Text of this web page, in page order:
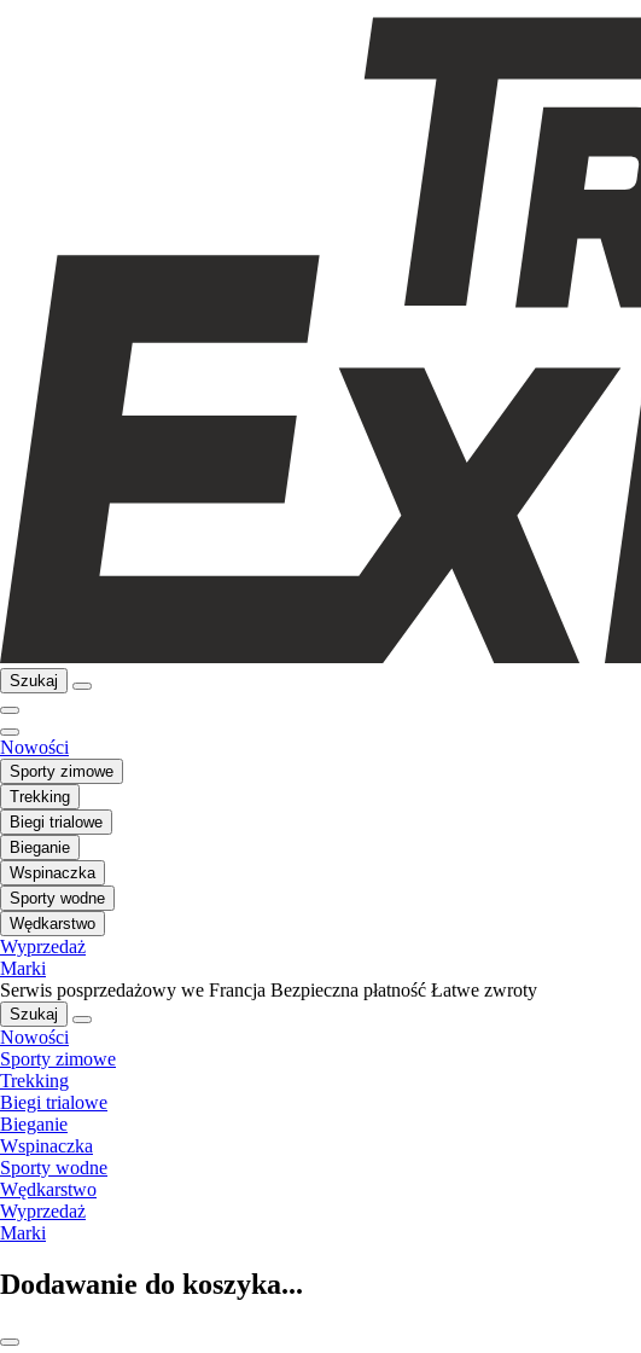
Szukaj
Nowości
Sporty zimowe
Trekking
Biegi trialowe
Bieganie
Wspinaczka
Sporty wodne
Wędkarstwo
Wyprzedaż
Marki
Serwis posprzedażowy we Francja Bezpieczna płatność Łatwe zwroty
Szukaj
Nowości
Sporty zimowe
Trekking
Biegi trialowe
Bieganie
Wspinaczka
Sporty wodne
Wędkarstwo
Wyprzedaż
Marki
Dodawanie do koszyka...